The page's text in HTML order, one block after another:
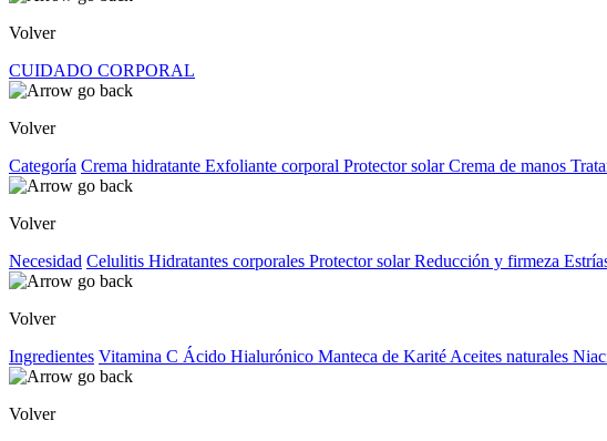
Volver
CUIDADO CORPORAL
Volver
Categoría Crema hidratante Exfoliante corporal Protector solarCrema de manos
Volver
Necesidad Celulitis Hidratantes corporales Protector solarReducción y firmeza
Volver
Ingredientes Vitamina C Ácido Hialurónico Manteca de Karité Aceites naturales
Volver